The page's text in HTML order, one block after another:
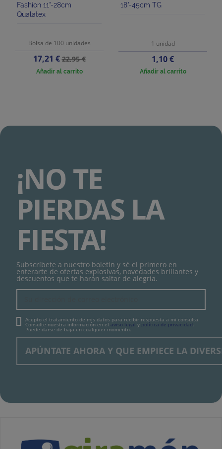
Fashion 11"-28cm
Qualatex
Bolsa de 100 unidades
Precio
17,21 €Precio
base
22,95 €
Añadir al carrito
18"-45cm TG
1 unidad
Precio
1,10 €
Añadir al carrito
¡NO TE
PIERDAS LA
FIESTA!
Subscríbete a nuestro boletín y sé el primero en
enterarte de ofertas explosivas, novedades brillantes y
descuentos que te harán saltar de alegría.
Acepto el tratamiento de mis datos para recibir respuesta a mi consulta.
Consulte nuestra información en el aviso legal y política de privacidad
Puede darse de baja en cualquier momento.